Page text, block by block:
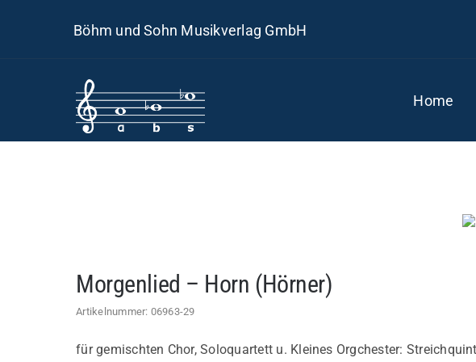
Böhm und Sohn Musikverlag GmbH
Home
Morgenlied – Horn (Hörner)
Artikelnummer: 06963-29
für gemischten Chor, Soloquartett u. Kleines Orgchester: